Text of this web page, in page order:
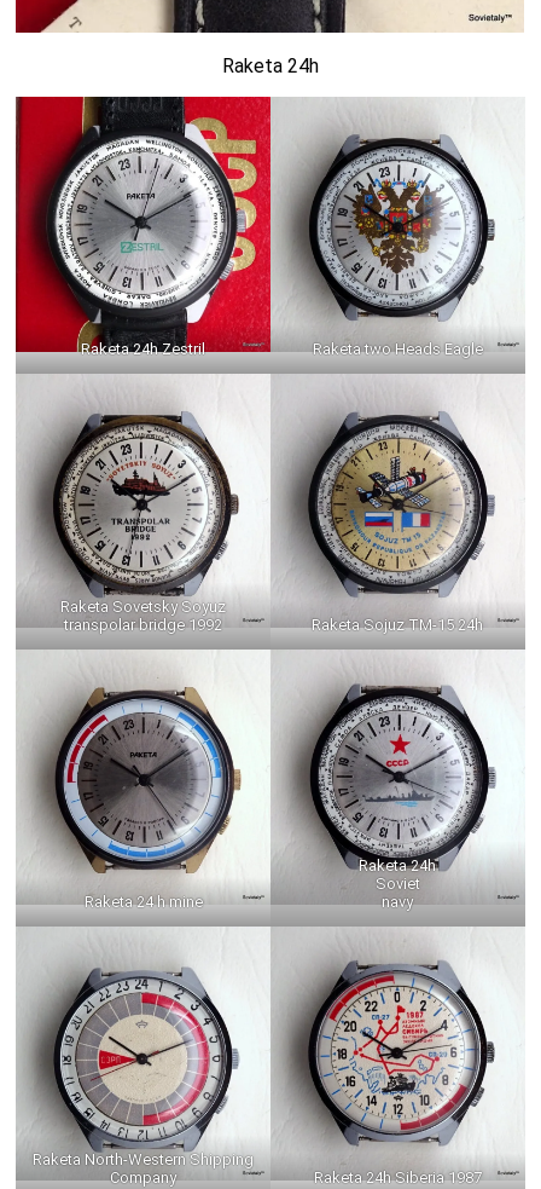
Raketa 24h
Raketa 24h Zestril Raketa two Heads Eagle
Raketa Sovetsky Soyuz
transpolar bridge 1992
Raketa Sojuz TM-15 24h
Raketa 24 h mine
Raketa 24h
Soviet
navy
Raketa North-Western Shipping
Company
Raketa 24h Siberia 1987